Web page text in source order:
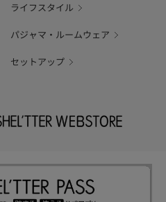
ライフスタイル
パジャマ・ルームウェア
セットアップ